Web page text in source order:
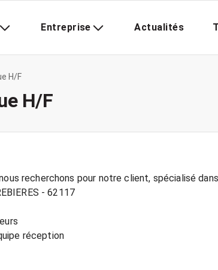
Entreprise Actualités
H/F
H/F
recherchons pour notre client, spécialisé
- 62117
réception